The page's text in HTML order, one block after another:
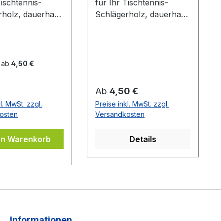
dauerhaft
4,50 €
Preis:
MwSt. zzgl.
Warenkorb
für Ihr Tischtennis-
Schlägerholz, dauerhaft
Regulärer Preis:
Ab4,50 €
Preise inkl. MwSt. zzgl.
Versandkosten
Details